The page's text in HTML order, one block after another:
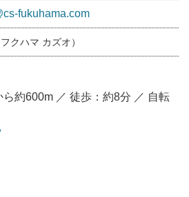
fukuhama.com
フクハマ カズオ）
約600m ／ 徒歩：約8分 ／ 自転